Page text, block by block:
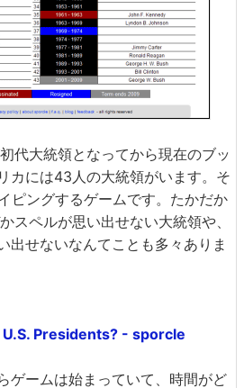
代大統領となってから現在のブッ
カには43人の大統領がいます。そ
ピングするゲームです。たかだか
スペルが思い出せない大統領や、
出せないなんてことも多々ありま
Presidents? - sporcle
ゲームは始まっていて、時間がど